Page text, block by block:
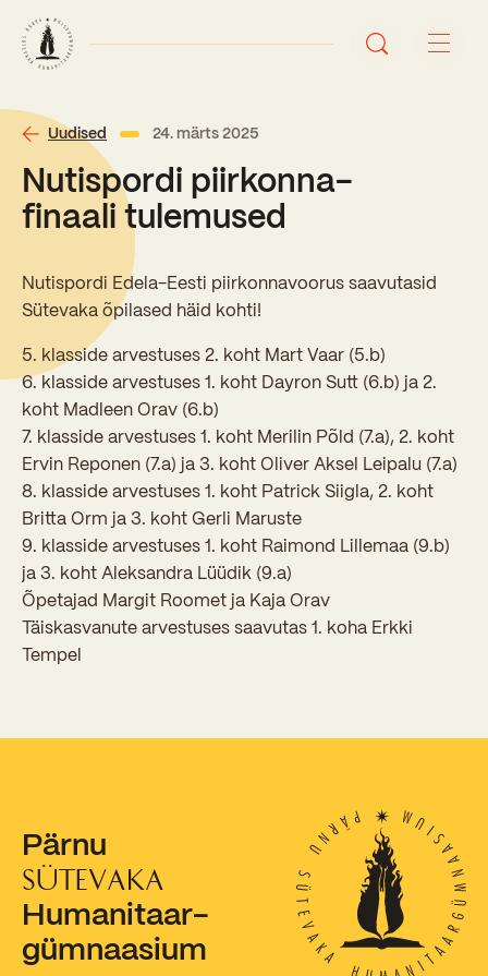
Avaleht
Uudised
Õppetöö
Perioodõpe
Õppesuunad
Tunniplaan
Eksamid ja arvestused
Õppesisu ülekandmine
Aastatöö
Olümpiaadid
Koolist
Ajalugu
Õpilased
Töötajad
Vilistlased
Medalid
Raamatukogu
Sisseastumisinfo
Sisseastumiskatsed
Miks Sütevaka?
Stipendiumid
Õppemaksusoodustused
Kontaktid
In English
Stuudium Videod
Uudised 24. märts 2025
Nutispordi piirkonna-
finaali tulemused
Nutispordi Edela-Eesti piirkonnavoorus saavutasid
Sütevaka õpilased häid kohti!
5. klasside arvestuses 2. koht Mart Vaar (5.b)
6. klasside arvestuses 1. koht Dayron Sutt (6.b) ja 2.
koht Madleen Orav (6.b)
7. klasside arvestuses 1. koht Merilin Põld (7.a), 2. koht
Ervin Reponen (7.a) ja 3. koht Oliver Aksel Leipalu (7.a)
8. klasside arvestuses 1. koht Patrick Siigla, 2. koht
Britta Orm ja 3. koht Gerli Maruste
9. klasside arvestuses 1. koht Raimond Lillemaa (9.b)
ja 3. koht Aleksandra Lüüdik (9.a)
Õpetajad Margit Roomet ja Kaja Orav
Täiskasvanute arvestuses saavutas 1. koha Erkki
Tempel
Pärnu
SÜTEVAKA
Humanitaar-
gümnaasium